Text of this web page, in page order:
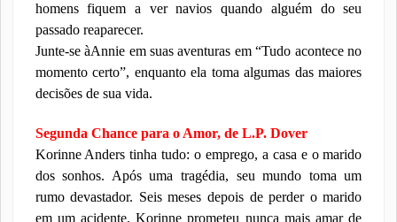
homens fiquem a ver navios quando alguém d​o seu
passado reaparecer.
Junte-se​ à​ Annie em suas aventuras em “Tudo acontece no
momento certo”, enquanto ela toma algumas das maiores
decisões de sua vida.
Segunda Chance para o Amor, de L.P. Dover
Korinne Anders tinha tudo: o emprego, a casa e o marido
dos sonhos. Após uma tragédia, seu mundo toma um
rumo devastador. Seis meses depois de perder o marido
em um acidente, Korinne prometeu nunca mais amar de